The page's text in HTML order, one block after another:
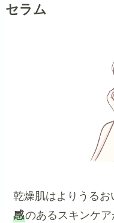
セラム
乾燥肌はよりうる
感のあるスキンケア